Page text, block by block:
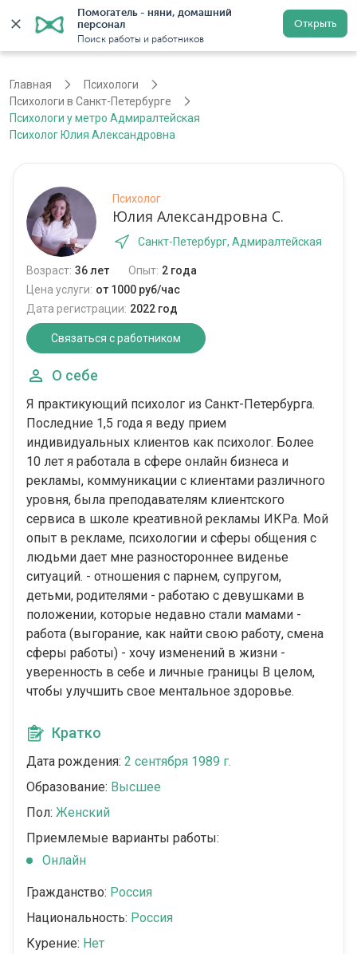
Помогатель - няни, домашний
персонал
Поиск работы и работников
Открыть
Санкт-Петербург Регистрация
Главная
Психологи
Психологи в Санкт-Петербурге
Психологи у метро Адмиралтейская
Психолог Юлия Александровна
Психолог
Юлия Александровна С.
Санкт-Петербург, Адмиралтейская
Возраст: 36 лет Опыт: 2 года
Цена услуги: от 1000 руб/час
Дата регистрации: 2022 год
Связаться с работником
О себе
Я практикующий психолог из Санкт-Петербурга.
Последние 1,5 года я веду прием
индивидуальных клиентов как психолог. Более
10 лет я работала в сфере онлайн бизнеса и
рекламы, коммуникации с клиентами различного
уровня, была преподавателям клиентского
сервиса в школе креативной рекламы ИКРа. Мой
опыт в рекламе, психологии и сферы общения с
людьми дает мне разностороннее виденье
ситуаций. - отношения с парнем, супругом,
детьми, родителями - работаю с девушками в
положении, которые недавно стали мамами -
работа (выгорание, как найти свою работу, смена
сферы работы) - хочу изменений в жизни -
уверенность в себе и личные границы В целом,
чтобы улучшить свое ментальное здоровье.
Кратко
Дата рождения: 2 сентября 1989 г.
Образование: Высшее
Пол: Женский
Приемлемые варианты работы:
Онлайн
Гражданство: Россия
Национальность: Россия
Курение: Нет